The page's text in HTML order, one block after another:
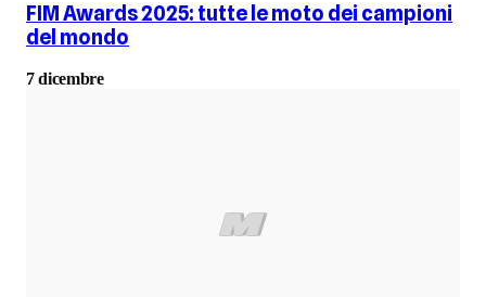
FIM Awards 2025: tutte le moto dei campioni
del mondo
7 dicembre